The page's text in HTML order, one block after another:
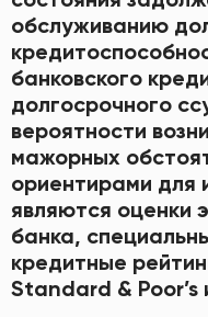
обслуживанию
банковского
долгосрочного
вероятности
мажорных
ориентирами для
являются оценки
банка,
кредитные
Standard & Рооr’s